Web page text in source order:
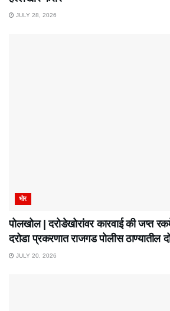
JULY 28, 2026
भोर
पोलखोल | दरोडेखोरांवर कारवाई की जप्त
दरोडा प्रकरणात राजगड पोलीस ठाण्यातील
JULY 20, 2026